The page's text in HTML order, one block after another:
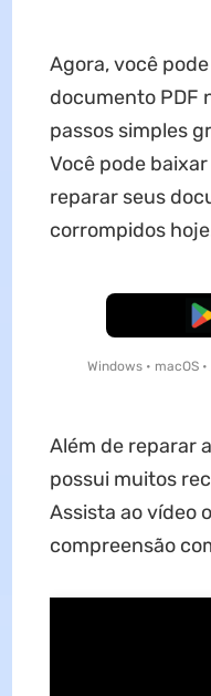
Agora, você
documento PDF
passos simples
Você pode
reparar seus
corrompidos
Windows • macOS
Além de reparar
possui muitos
Assista ao vídeo
compreensão